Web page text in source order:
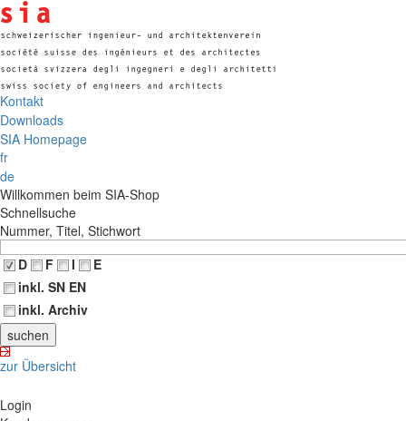
Kontakt
Downloads
SIA Homepage
fr
de
Willkommen beim SIA-Shop
Schnellsuche
Nummer, Titel, Stichwort
D
F I
E
inkl. SN EN
inkl. Archiv
zur Übersicht
Login